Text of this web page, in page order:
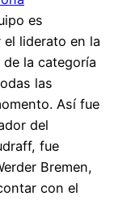
es
liderato en la
la categoría
las
Así fue
del
fue
Bremen,
con el